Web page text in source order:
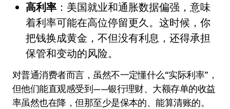
高利率：美国就业和通胀数据偏强，意味
着利率可能在高位停留更久。这时候，你
把钱换成黄金，不但没有利息，还得承担
保管和变动的风险。
对普通消费者而言，虽然不一定懂什么“实际利率”，
但他们能直观感受到——银行理财、大额存单的收益
率虽然也在降，但那至少是保本的、能算清账的。